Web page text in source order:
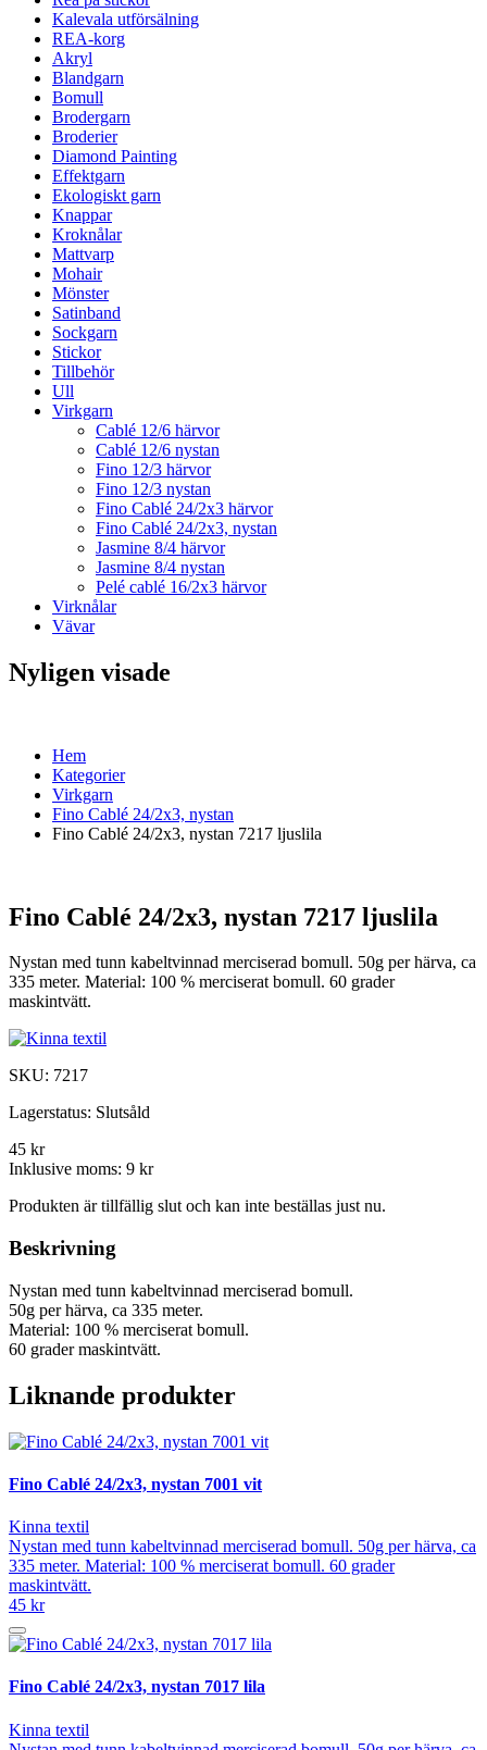
Kalevala utförsälning
REA-korg
Akryl
Blandgarn
Bomull
Brodergarn
Broderier
Diamond Painting
Effektgarn
Ekologiskt garn
Knappar
Kroknålar
Mattvarp
Mohair
Mönster
Satinband
Sockgarn
Stickor
Tillbehör
Ull
Virkgarn
Cablé 12/6 härvor
Cablé 12/6 nystan
Fino 12/3 härvor
Fino 12/3 nystan
Fino Cablé 24/2x3 härvor
Fino Cablé 24/2x3, nystan
Jasmine 8/4 härvor
Jasmine 8/4 nystan
Pelé cablé 16/2x3 härvor
Virknålar
Vävar
Nyligen visade
Hem
Kategorier
Virkgarn
Fino Cablé 24/2x3, nystan
Fino Cablé 24/2x3, nystan 7217 ljuslila
Fino Cablé 24/2x3, nystan 7217 ljuslila
Nystan med tunn kabeltvinnad merciserad bomull. 50g per härva, ca
335 meter. Material: 100 % merciserat bomull. 60 grader
maskintvätt.
SKU: 7217
Lagerstatus: Slutsåld
45 kr
Inklusive moms: 9 kr
Produkten är tillfällig slut och kan inte beställas just nu.
Beskrivning
Nystan med tunn kabeltvinnad merciserad bomull.
50g per härva, ca 335 meter.
Material: 100 % merciserat bomull.
60 grader maskintvätt.
Liknande produkter
Fino Cablé 24/2x3, nystan 7001 vit
Kinna textil
Nystan med tunn kabeltvinnad merciserad bomull. 50g per härva, ca
335 meter. Material: 100 % merciserat bomull. 60 grader
maskintvätt.
45 kr
Fino Cablé 24/2x3, nystan 7017 lila
Kinna textil